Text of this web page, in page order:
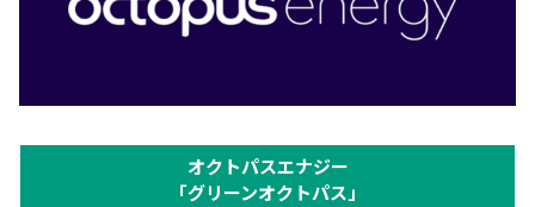
オクトパスエナジー
「グリーンオクトパス」